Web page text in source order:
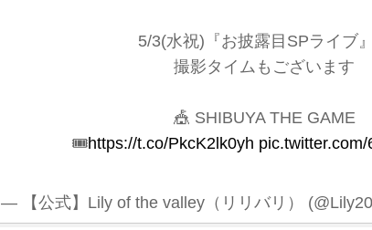
5/3(水祝)『お披露目SPライブ
撮影タイムもございます
🎪 SHIBUYA THE GAME
🎟https://t.co/PkcK2lk0yh
— 【公式】Lily of the valley（リリバリ）